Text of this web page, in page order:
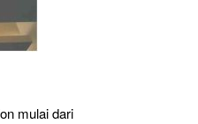
mulai dari